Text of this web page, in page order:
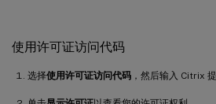
使用许可证访问代码
选择使用许可证访问代码 ，然后输入 Citrix